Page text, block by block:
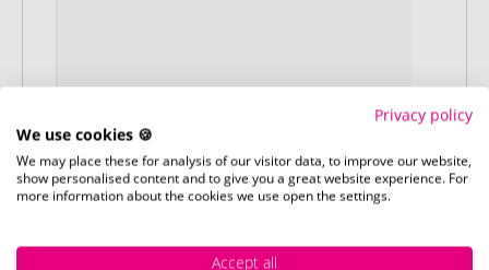
Stap 1:
Kies uw gewenste promotieartikelen en
Privacy policy
We use cookies 🍪
We may place these for analysis of our visitor data, to improve our website,
show personalised content and to give you a great website experience. For
more information about the cookies we use open the settings.
Accept all